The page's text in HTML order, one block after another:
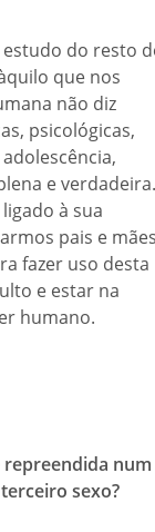
estudo do resto
que nos
não diz
psicológicas,
e verdadeira.
à sua
pais e
fazer uso desta
e estar na
humano.
repreendida num
sexo?